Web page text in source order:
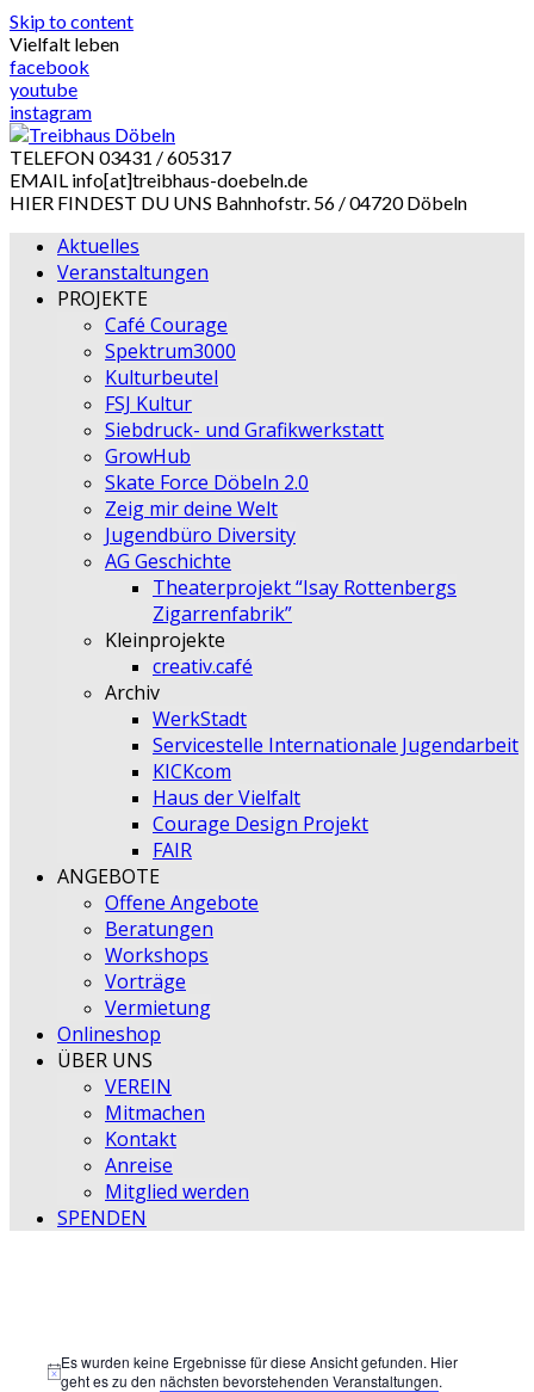
Skip to content
Vielfalt leben
facebook
youtube
instagram
TELEFON 03431 / 605317
EMAIL info[at]treibhaus-doebeln.de
HIER FINDEST DU UNS Bahnhofstr. 56 / 04720 Döbeln
Aktuelles
Veranstaltungen
PROJEKTE
Café Courage
Spektrum3000
Kulturbeutel
FSJ Kultur
Siebdruck- und Grafikwerkstatt
GrowHub
Skate Force Döbeln 2.0
Zeig mir deine Welt
Jugendbüro Diversity
AG Geschichte
Theaterprojekt “Isay Rottenbergs
Zigarrenfabrik”
Kleinprojekte
creativ.café
Archiv
WerkStadt
Servicestelle Internationale Jugendarbeit
KICKcom
Haus der Vielfalt
Courage Design Projekt
FAIR
ANGEBOTE
Offene Angebote
Beratungen
Workshops
Vorträge
Vermietung
Onlineshop
ÜBER UNS
VEREIN
Mitmachen
Kontakt
Anreise
Mitglied werden
SPENDEN
Hinweis
Es wurden keine Ergebnisse für diese Ansicht gefunden. Hier
geht es zu dennächsten bevorstehenden Veranstaltungen.